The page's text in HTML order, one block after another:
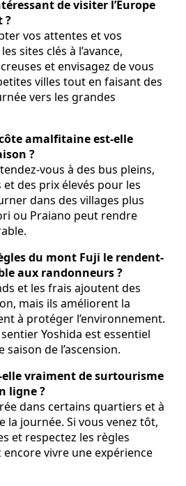
de visiter l’Europe
?
vos attentes et vos
sites clés à l’avance,
et envisagez de vous
villes tout en faisant des
vers les grandes
amalfitaine est-elle
?
vous à des bus pleins,
des prix élevés pour les
dans des villages plus
ou Praiano peut rendre
du mont Fuji le rendent-
aux randonneurs ?
et les frais ajoutent des
mais ils améliorent la
à protéger l’environnement.
Yoshida est essentiel
de l’ascension.
vraiment de surtourisme
ligne ?
dans certains quartiers et à
la journée. Si vous venez tôt,
et respectez les règles
encore vivre une expérience